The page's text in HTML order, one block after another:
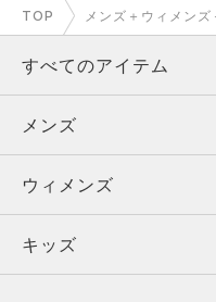
TOP メンズ＋ウィメンズ
すべてのアイテム
メンズ
ウィメンズ
キッズ
メンズ
トップス
ボトムス
ウィメンズ
トップス
キッズ